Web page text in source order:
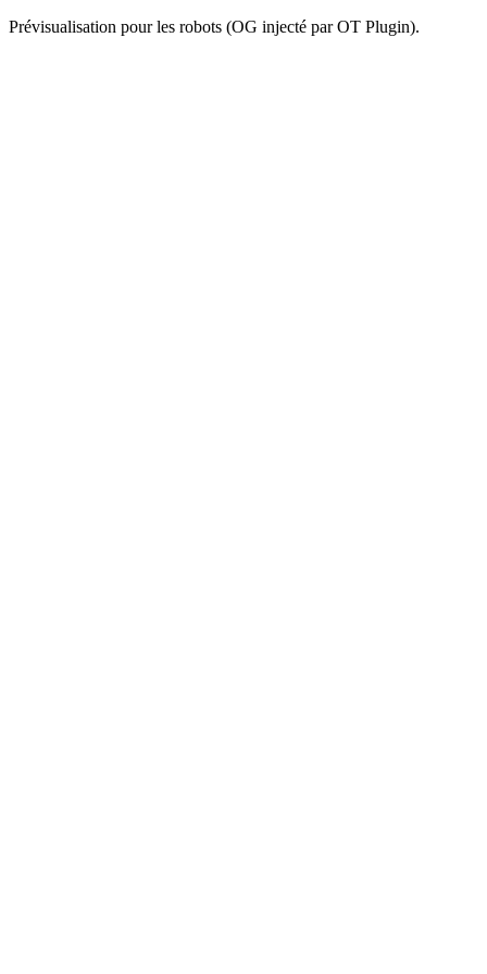
Prévisualisation pour les robots (OG injecté par OT Plugin).